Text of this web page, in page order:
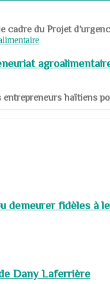
du Projet
haïtiens
demeurer fidèles à
Dany Laferrière